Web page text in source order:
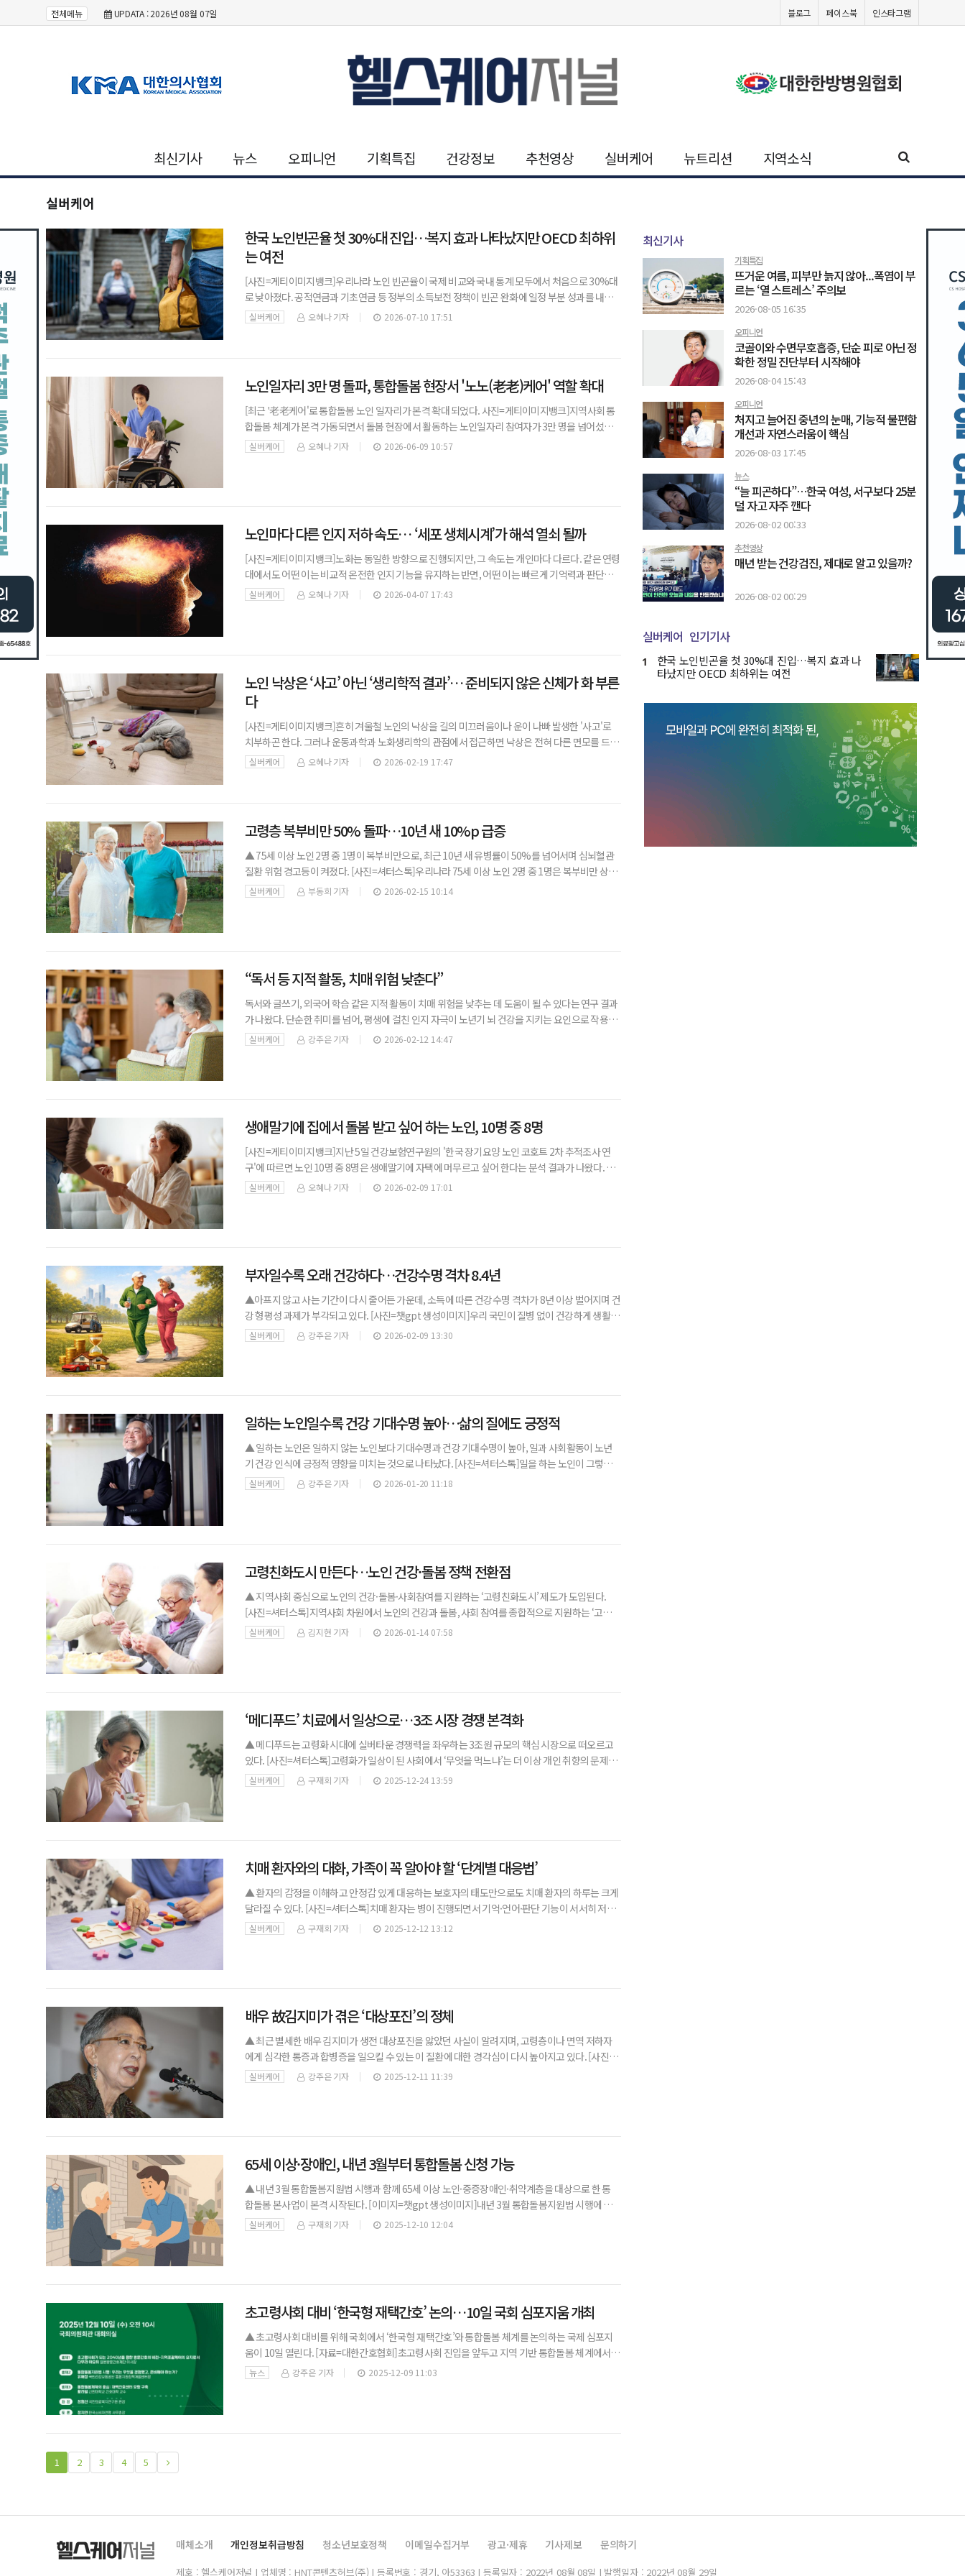
전체메뉴 UPDATA : 2026년 08월 07일 블로그 페이스북 인스타그램
최신기사 뉴스 오피니언 기획특집 건강정보 추천영상 실버케어 뉴트리션 지역소식
실버케어
한국 노인빈곤율 첫 30%대 진입…복지 효과 나타났지만 OECD 최하위
는 여전
[사진=게티이미지뱅크]우리나라 노인 빈곤율이 국제 비교와 국내 통계 모두에서 처음으로 30%대
로 낮아졌다. 공적연금과 기초연금 등 정부의 소득보전 정책이 빈곤 완화에 일정 부분 성과를 내고
있다는 분석이 나오지만, OECD 회원국 가운데서는 여전히 가장 높은 수준을 기록해 구조적인 개선
실버케어 오혜나 기자 2026-07-10 17:51
노인일자리 3만 명 돌파, 통합돌봄 현장서 '노노(老老)케어' 역할 확대
[최근 '老老케어'로 통합돌봄 노인 일자리가 본격 확대 되었다. 사진=게티이미지뱅크]지역사회 통
합돌봄 체계가 본격 가동되면서 돌봄 현장에서 활동하는 노인일자리 참여자가 3만 명을 넘어섰다.
어르신이 또 다른 어르신을 돌보는 ‘노노(老老)케어’ 형태의 돌봄 지원이 확대되며 초고령사회 대응
실버케어 오혜나 기자 2026-06-09 10:57
노인마다 다른 인지 저하 속도… ‘세포 생체시계’가 해석 열쇠 될까
[사진=게티이미지뱅크]노화는 동일한 방향으로 진행되지만, 그 속도는 개인마다 다르다. 같은 연령
대에서도 어떤 이는 비교적 온전한 인지 기능을 유지하는 반면, 어떤 이는 빠르게 기억력과 판단력
이 저하된다. 이러한 차이를 설명할 새로운 단서로 ‘세포 고유의 생체시계’가 주목받고 있다.아주대
실버케어 오혜나 기자 2026-04-07 17:43
노인 낙상은 ‘사고’ 아닌 ‘생리학적 결과’… 준비되지 않은 신체가 화 부른
다
[사진=게티이미지뱅크]흔히 겨울철 노인의 낙상을 길의 미끄러움이나 운이 나빠 발생한 '사고'로
치부하곤 한다. 그러나 운동과학과 노화생리학의 관점에서 접근하면 낙상은 전혀 다른 면모를 드러
낸다. 전문가들은 낙상이란 노화에 따른 신체 기능의 급격한 저하가 환경적 요인과 결합해 나타나는
‘필연적인 생리학적
실버케어 오혜나 기자 2026-02-19 17:47
고령층 복부비만 50% 돌파…10년 새 10%p 급증
▲ 75세 이상 노인 2명 중 1명이 복부비만으로, 최근 10년 새 유병률이 50%를 넘어서며 심뇌혈관
질환 위험 경고등이 켜졌다. [사진=셔터스톡]우리나라 75세 이상 노인 2명 중 1명은 복부비만 상태
인 것으로 나타났다. 단순한 체형 변화로 넘기기엔 심뇌혈관질환과 만성질환 위험과 직결되는 지표
라는 점에
실버케어 부동희 기자 2026-02-15 10:14
“독서 등 지적 활동, 치매 위험 낮춘다”
독서와 글쓰기, 외국어 학습 같은 지적 활동이 치매 위험을 낮추는 데 도움이 될 수 있다는 연구 결과
가 나왔다. 단순한 취미를 넘어, 평생에 걸친 인지 자극이 노년기 뇌 건강을 지키는 요인으로 작용할
수 있다는 분석이다.미국 시카고 러시대학교 메디컬센터 연구진은 치매가 없던 평균 연령 80세 고
령자 1,
실버케어 강주은 기자 2026-02-12 14:47
생애말기에 집에서 돌봄 받고 싶어 하는 노인, 10명 중 8명
[사진=게티이미지뱅크]지난 5일 건강보험연구원의 '한국 장기요양 노인 코호트 2차 추적조사 연
구'에 따르면 노인 10명 중 8명은 생애말기에 자택에 머무르고 싶어 한다는 분석 결과가 나왔다. 이
는 자택에 거주하면서 돌봄 요구가 있는 노인의 죽음에 대한 인식과 대비 등에 관해 설문·분석한 결
실버케어 오혜나 기자 2026-02-09 17:01
부자일수록 오래 건강하다…건강수명 격차 8.4년
▲아프지 않고 사는 기간이 다시 줄어든 가운데, 소득에 따른 건강수명 격차가 8년 이상 벌어지며 건
강 형평성 과제가 부각되고 있다. [사진=챗gpt 생성이미지]우리 국민이 질병 없이 건강하게 생활하
는 기간인 ‘건강수명’이 다시 70세 아래로 내려간 것으로 나타났다. 소득 수준에 따른 건강수명 격차
실버케어 강주은 기자 2026-02-09 13:30
일하는 노인일수록 건강 기대수명 높아…삶의 질에도 긍정적
▲ 일하는 노인은 일하지 않는 노인보다 기대수명과 건강 기대수명이 높아, 일과 사회활동이 노년
기 건강 인식에 긍정적 영향을 미치는 것으로 나타났다. [사진=셔터스톡]일을 하는 노인이 그렇지
않은 노인보다 스스로 느끼는 기대수명과 건강 기대수명이 모두 더 길다는 조사 결과가 나왔다. 단
실버케어 강주은 기자 2026-01-20 11:18
고령친화도시 만든다…노인 건강·돌봄 정책 전환점
▲ 지역사회 중심으로 노인의 건강·돌봄·사회참여를 지원하는 ‘고령친화도시’ 제도가 도입된다.
[사진=셔터스톡]지역사회 차원에서 노인의 건강과 돌봄, 사회 참여를 종합적으로 지원하는 ‘고령친
화도시’ 제도가 본격 도입된다. 고령화가 빠르게 진행되는 가운데, 중앙정부 차원의 제도적 틀이 마
련되면서 지방자치단체
실버케어 김지현 기자 2026-01-14 07:58
‘메디푸드’ 치료에서 일상으로…3조 시장 경쟁 본격화
▲ 메디푸드는 고령화 시대에 실버타운 경쟁력을 좌우하는 3조원 규모의 핵심 시장으로 떠오르고
있다. [사진=셔터스톡]고령화가 일상이 된 사회에서 ‘무엇을 먹느냐’는 더 이상 개인 취향의 문제가
아니다. 질환 관리와 삶의 질을 동시에 좌우하는 핵심 요소로 떠오르면서, 의료와 식품의 경계에 있
는 ‘메디푸드(
실버케어 구재회 기자 2025-12-24 13:59
치매 환자와의 대화, 가족이 꼭 알아야 할 ‘단계별 대응법’
▲ 환자의 감정을 이해하고 안정감 있게 대응하는 보호자의 태도만으로도 치매 환자의 하루는 크게
달라질 수 있다. [사진=셔터스톡] 치매 환자는 병이 진행되면서 기억·언어·판단 기능이 서서히 저하
되고, 그에 따라 다양한 이상행동(BPSD)이 나타난다. 이는 환자뿐 아니라 가족에게도 큰 부담이 되
는 변화다.
실버케어 구재회 기자 2025-12-12 13:12
배우 故김지미가 겪은 ‘대상포진’의 정체
▲ 최근 별세한 배우 김지미가 생전 대상포진을 앓았던 사실이 알려지며, 고령층이나 면역 저하자
에게 심각한 통증과 합병증을 일으킬 수 있는 이 질환에 대한 경각심이 다시 높아지고 있다. [사진=
연합뉴스]최근 별세한 배우 김지미가 생전 대상포진을 앓았던 사실이 알려지며, 이 질환에 대한 관
실버케어 강주은 기자 2025-12-11 11:39
65세 이상·장애인, 내년 3월부터 통합돌봄 신청 가능
▲ 내년 3월 통합돌봄지원법 시행과 함께 65세 이상 노인·중증장애인·취약계층을 대상으로 한 통
합돌봄 본사업이 본격 시작된다. [이미지=챗gpt 생성이미지]내년 3월 통합돌봄지원법 시행에 맞
춰 본격적인 통합돌봄 본사업이 시작된다. 보건복지부는 9일 의료·요양 등 지역 돌봄을 통합적으로
실버케어 구재회 기자 2025-12-10 12:04
초고령사회 대비 ‘한국형 재택간호’ 논의…10일 국회 심포지움 개최
▲ 초고령사회 대비를 위해 국회에서 ‘한국형 재택간호’와 통합돌봄 체계를 논의하는 국제 심포지
움이 10일 열린다. [자료=대한간호협회]초고령사회 진입을 앞두고 지역 기반 통합돌봄 체계에서
간호의 역할과 ‘한국형 재택간호’ 모델을 논의하는 국제 심포지움이 오는 10일 국회에서 열린다.이
뉴스 강주은 기자 2025-12-09 11:03
1 2 3 4 5
최신기사
기획특집
뜨거운 여름, 피부만 늙지 않아...폭염이 부
르는 ‘열 스트레스’ 주의보
2026-08-05 16:35
오피니언
코골이와 수면무호흡증, 단순 피로 아닌 정
확한 정밀 진단부터 시작해야
2026-08-04 15:43
오피니언
처지고 늘어진 중년의 눈매, 기능적 불편함
개선과 자연스러움이 핵심
2026-08-03 17:45
뉴스
“늘 피곤하다”…한국 여성, 서구보다 25분
덜 자고 자주 깬다
2026-08-02 00:33
추천영상
매년 받는 건강검진, 제대로 알고 있을까?
2026-08-02 00:29
실버케어 인기기사
1
한국 노인빈곤율 첫 30%대 진입…복지 효과 나
타났지만 OECD 최하위는 여전
매체소개 개인정보취급방침 청소년보호정책 이메일수집거부 광고·제휴 기사제보 문의하기
제호 : 헬스케어저널 | 업체명 : HNT콘텐츠허브(주) | 등록번호 : 경기, 아53363 | 등록일자 : 2022년 08월 08일 | 발행일자 : 2022년 08월 29일